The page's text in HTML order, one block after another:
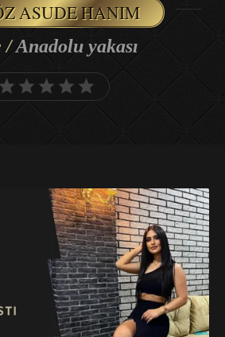
ASUDE HANIM
/Anadolu yakası